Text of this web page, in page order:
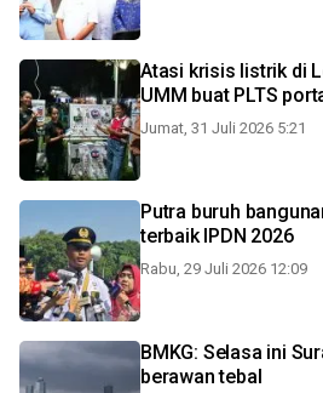
Atasi krisis listrik di
UMM buat PLTS
Jumat, 31 Juli 2026 5:21
Putra buruh
terbaik IPDN 2026
Rabu, 29 Juli 2026 12:09
BMKG: Selasa ini
berawan tebal